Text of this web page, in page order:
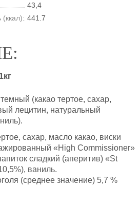
43,4
(ккал): 441.7
(какао тертое, сахар,
лецитин, натуральный
сахар, масло какао, виски
«High Commissioner»
сладкий (аперитив) «St
ваниль.
(среднее значение) 5,7 %